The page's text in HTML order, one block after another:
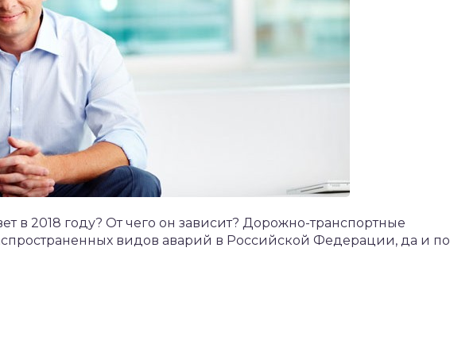
в 2018 году? От чего он зависит? Дорожно-транспортные
видов аварий в Российской Федерации, да и по